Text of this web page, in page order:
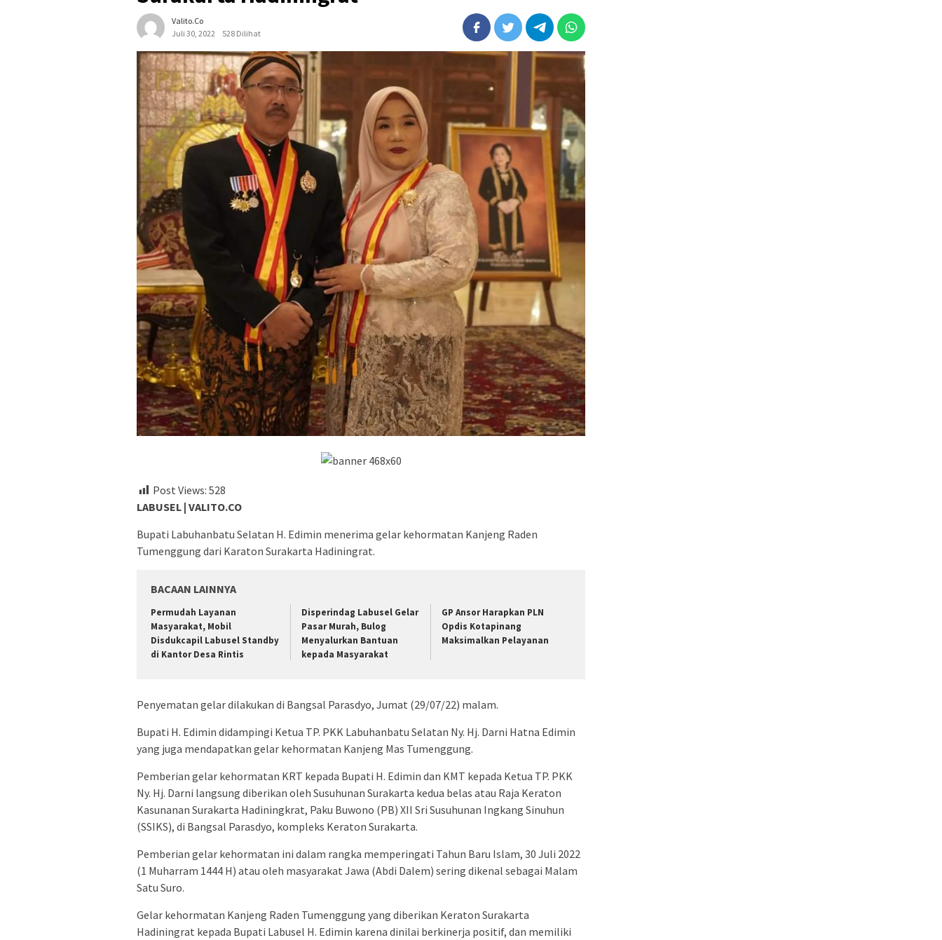
Valito.co
Juli 30, 2022
528 Dilihat
Post Views: 528
LABUSEL | VALITO.CO
Bupati Labuhanbatu Selatan H. Edimin menerima gelar kehormatan Kanjeng Raden
Tumenggung dari Karaton Surakarta Hadiningrat.
BACAAN LAINNYA
Permudah Layanan
Masyarakat, Mobil
Disdukcapil Labusel Standby
di Kantor Desa Rintis
Disperindag Labusel Gelar
Pasar Murah, Bulog
Menyalurkan Bantuan
kepada Masyarakat
GP Ansor Harapkan PLN
Opdis Kotapinang
Maksimalkan Pelayanan
Penyematan gelar dilakukan di Bangsal Parasdyo, Jumat (29/07/22) malam.
Bupati H. Edimin didampingi Ketua TP. PKK Labuhanbatu Selatan Ny. Hj. Darni Hatna Edimin
yang juga mendapatkan gelar kehormatan Kanjeng Mas Tumenggung.
Pemberian gelar kehormatan KRT kepada Bupati H. Edimin dan KMT kepada Ketua TP. PKK
Ny. Hj. Darni langsung diberikan oleh Susuhunan Surakarta kedua belas atau Raja Keraton
Kasunanan Surakarta Hadiningkrat, Paku Buwono (PB) XII Sri Susuhunan Ingkang Sinuhun
(SSIKS), di Bangsal Parasdyo, kompleks Keraton Surakarta.
Pemberian gelar kehormatan ini dalam rangka memperingati Tahun Baru Islam, 30 Juli 2022
(1 Muharram 1444 H) atau oleh masyarakat Jawa (Abdi Dalem) sering dikenal sebagai Malam
Satu Suro.
Gelar kehormatan Kanjeng Raden Tumenggung yang diberikan Keraton Surakarta
Hadiningrat kepada Bupati Labusel H. Edimin karena dinilai berkinerja positif, dan memiliki